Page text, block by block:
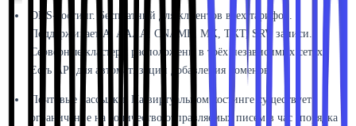
DNS-хостинг. Бесплатный для клиентов всех тарифов.
Поддерживает A, AAAA, CNAME, MX, TXT, SRV записи.
Серверные кластеры расположены в трёх независимых сетях.
Есть API для автоматизации добавления доменов.
Почтовые рассылки. На виртуальном хостинге существует
ограничение на количество отправляемых писем в час (порядка